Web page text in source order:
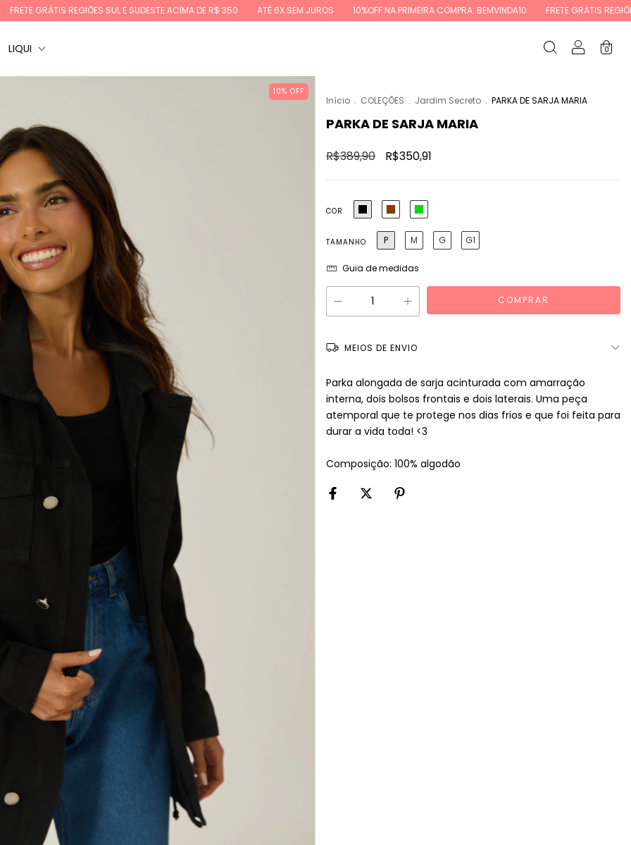
REGIÕES SUL E SUDESTE ACIMA DE R$ 350 ATÉ 6X SEM JUROS 10%OFF NA PRIMEIRA COMPRA: BEMVINDA10 FRETE GRÁTIS REGIÕES SUL E
LIQUI 0
10% OFF
Início . COLEÇÕES . Jardim Secreto . PARKA DE SARJA MARIA
PARKA DE SARJA MARIA
R$389,90 R$350,91
COR
TAMANHO P M G G1
Guia de medidas
MEIOS DE ENVIO
Parka alongada de sarja acinturada com amarração
interna, dois bolsos frontais e dois laterais. Uma peça
atemporal que te protege nos dias frios e que foi feita para
durar a vida toda! <3
Composição: 100% algodão